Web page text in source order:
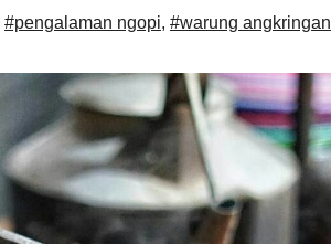
#pengalaman ngopi, #warung angkringan